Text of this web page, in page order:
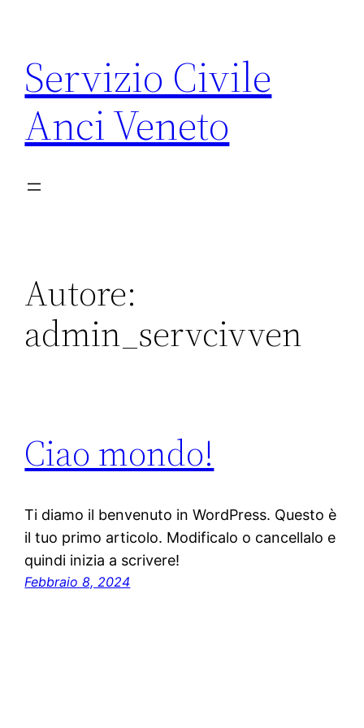
contenuto
Servizio Civile
Anci Veneto
Autore:
admin_servcivven
Ciao mondo!
Ti diamo il benvenuto in WordPress. Questo è
il tuo primo articolo. Modificalo o cancellalo e
quindi inizia a scrivere!
Febbraio 8, 2024